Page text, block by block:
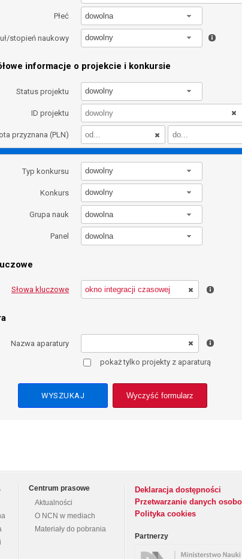
Płeć dowolna
stopień naukowy dowolny
informacje o projekcie i konkursie
Status projektu dowolny
ID projektu
przyznana (PLN)
Typ konkursu dowolny
Konkurs dowolny
Grupa nauk dowolna
Panel dowolna
Słowa kluczowe
Nazwa aparatury
pokaż tylko projekty z aparaturą
Wyczyść formularz
Centrum prasowe
Aktualności
O NCN w mediach
Materiały do pobrania
Deklaracja dostępności
Przetwarzanie danych
Polityka cookies
Partnerzy